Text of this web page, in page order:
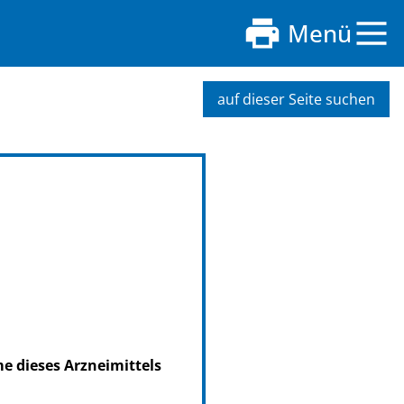
Menü
auf dieser Seite suchen
dieses Arzneimittels